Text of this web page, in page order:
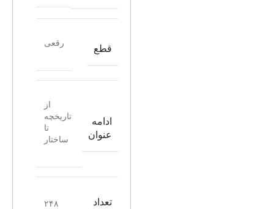
قطع
رقعی
ادامه
عنوان
از
تاریخچه
تا
ساختار
تعداد
۲۴۸